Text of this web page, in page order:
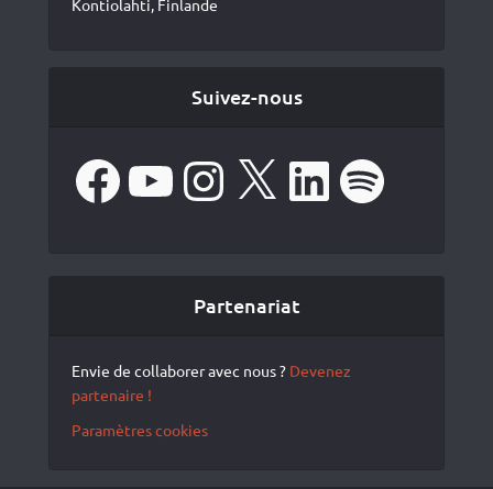
Kontiolahti, Finlande
Suivez-nous
FacebookYouTube Instagram LinkedIn Spotify
Partenariat
Envie de collaborer avec nous ? Devenez
partenaire !
Paramètres cookies